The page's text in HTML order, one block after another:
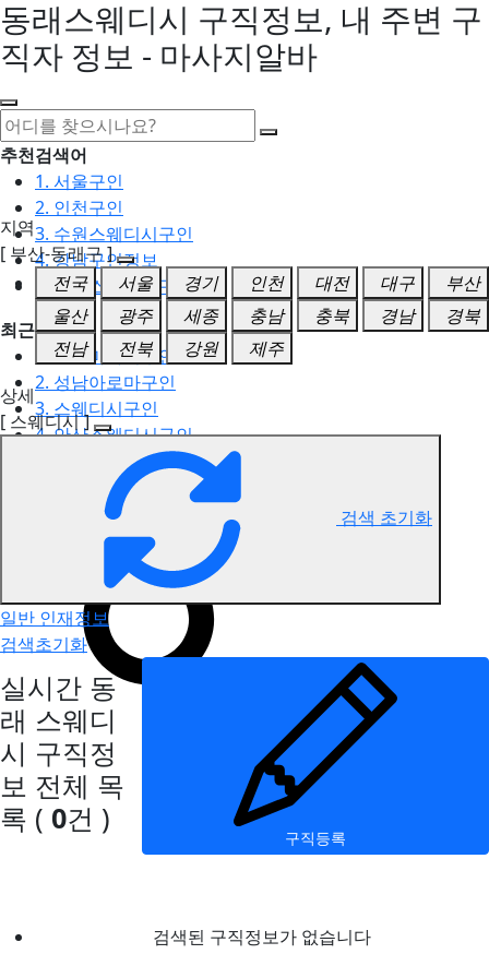
동래스웨디시 구직정보, 내 주변 구
직자 정보 - 마사지알바
추천검색어
1. 서울구인
2. 인천구인
3. 수원스웨디시구인
4. 강남구인정보
5. 동탄스웨디시구인
최근검색어
1. 일산마사지구인
2. 성남아로마구인
3. 스웨디시구인
4. 안산스웨디시구인
5. 아로마구인
동래 스웨디시 구직정보
지역
[ 부산-동래구 ]
전국
서울 경기 인천 대전 대구
부산
울산
광주 세종 충남 충북 경남
경북
전남
전북 강원
제주
상세
[ 스웨디시 ]
검색 초기화
일반 인재정보
검색초기화
실시간 동
래 스웨디
시 구직정
보 전체 목
록 ( 0건 )
구직등록
검색된 구직정보가 없습니다